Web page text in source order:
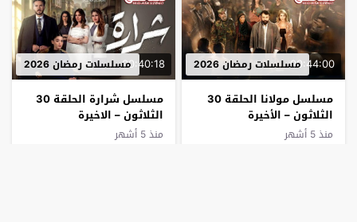
00:44:00مسلسلات رمضان 2026
مسلسل مولانا الحلقة 30
الثلاثون – الأخيرة
منذ 5 أشهر
00:40:18مسلسلات رمضان 2026
مسلسل شرارة الحلقة 30
الثلاثون – الاخيرة
منذ 5 أشهر